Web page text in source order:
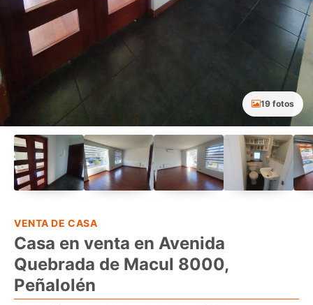
19 fotos
VENTA DE CASA
Casa en venta en Avenida
Quebrada de Macul 8000,
Peñalolén